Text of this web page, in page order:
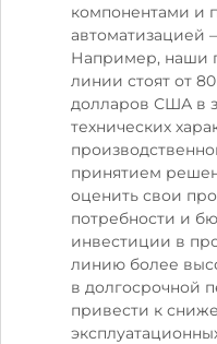
компонентами и
автоматизацией
Например, наши
линии стоят от
долларов США в
технических
принятием
оценить свои
потребности и
инвестиции в
линию более
в долгосрочной
привести к